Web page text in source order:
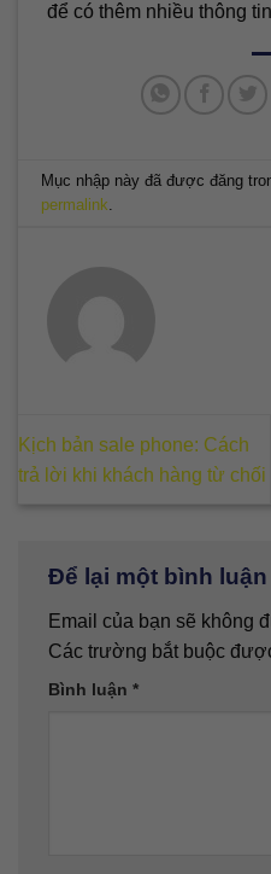
để có thêm nhiều thông
Mục nhập này đã được đăng
permalink
Kịch bản sale phone: Cách
trả lời khi khách hàng từ chối
Để lại một bình luận
Email của bạn sẽ không
Các trường bắt buộc
Bình luận *